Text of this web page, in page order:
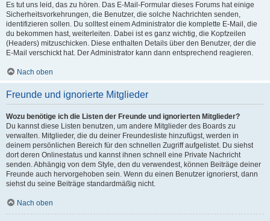
Es tut uns leid, das zu hören. Das E-Mail-Formular dieses Forums hat einige
Sicherheitsvorkehrungen, die Benutzer, die solche Nachrichten senden,
identifizieren sollen. Du solltest einem Administrator die komplette E-Mail, die
du bekommen hast, weiterleiten. Dabei ist es ganz wichtig, die Kopfzeilen
(Headers) mitzuschicken. Diese enthalten Details über den Benutzer, der die
E-Mail verschickt hat. Der Administrator kann dann entsprechend reagieren.
Nach oben
Freunde und ignorierte Mitglieder
Wozu benötige ich die Listen der Freunde und ignorierten Mitglieder?
Du kannst diese Listen benutzen, um andere Mitglieder des Boards zu
verwalten. Mitglieder, die du deiner Freundesliste hinzufügst, werden in
deinem persönlichen Bereich für den schnellen Zugriff aufgelistet. Du siehst
dort deren Onlinestatus und kannst ihnen schnell eine Private Nachricht
senden. Abhängig von dem Style, den du verwendest, können Beiträge deiner
Freunde auch hervorgehoben sein. Wenn du einen Benutzer ignorierst, dann
siehst du seine Beiträge standardmäßig nicht.
Nach oben